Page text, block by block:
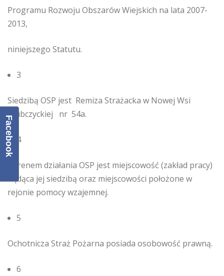
Programu Rozwoju Obszarów Wiejskich na lata 2007-
2013,
niniejszego Statutu.
3
Siedzibą OSP jest Remiza Strażacka w Nowej Wsi
Głubczyckiej nr 54a.
4
Terenem działania OSP jest miejscowość (zakład pracy)
będąca jej siedzibą oraz miejscowości położone w
rejonie pomocy wzajemnej.
5
Ochotnicza Straż Pożarna posiada osobowość prawną.
6
Facebook